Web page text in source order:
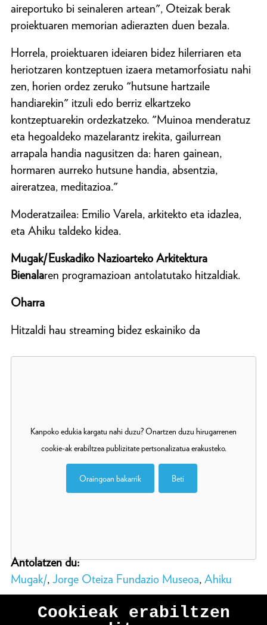
aireportuko bi seinaleren artean", Oteizak berak
proiektuaren memorian adierazten duen bezala.
Horrela, proiektuaren ideiaren bidez hilerriaren eta
heriotzaren kontzeptuen izaera metamorfosiatu nahi
zen, horien ordez zeruko "hutsune hartzaile
handiarekin" itzuli edo berriz elkartzeko
kontzeptuarekin ordezkatzeko. "Muinoa menderatuz
eta hegoaldeko mazelarantz irekita, gailurrean
arrapala handia nagusitzen da: haren gainean,
hormaren aurreko hutsune handia, absentzia,
aireratzea, meditazioa."
Moderatzailea: Emilio Varela, arkitekto eta idazlea,
eta Ahiku taldeko kidea.
Mugak/Euskadiko Nazioarteko Arkitektura
Bienalaren programazioan antolatutako hitzaldiak.
Oharra
Hitzaldi hau streaming bidez eskainiko da
Kanpoko edukia kargatu nahi duzu? Onartzen duzu hirugarrenen
cookie-ak erabiltzea publizitate pertsonalizatua erakusteko.
Oraingoan bakarrik Beti
Antolatzen du:
Mugak/, Jorge Oteiza Fundazio Museoa, Ahiku
Cookieak erabiltzen